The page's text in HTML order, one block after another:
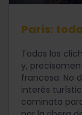
París:
Todos los
y,
francesa. No
interés
caminata